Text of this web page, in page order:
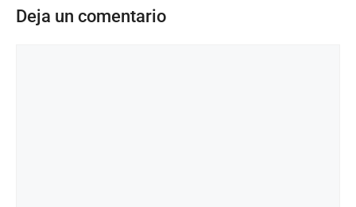
Deja un comentario